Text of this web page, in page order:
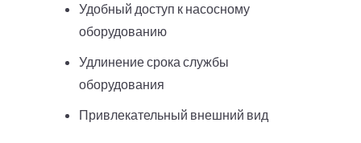
Удобный доступ к насосному
оборудованию
Удлинение срока службы
оборудования
Привлекательный внешний вид